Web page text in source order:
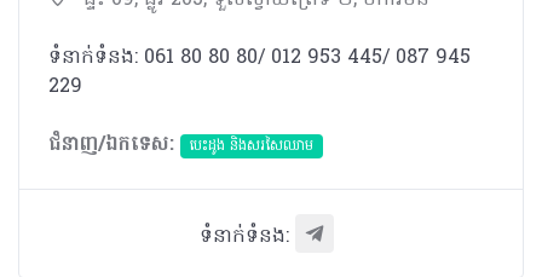
ទំនាក់ទំនង: 061 80 80 80/ 012 953 445/ 087 945
229
ជំនាញ/ឯកទេស:
បេះដូង​ និងសរសៃឈាម
ទំនាក់ទំនង: